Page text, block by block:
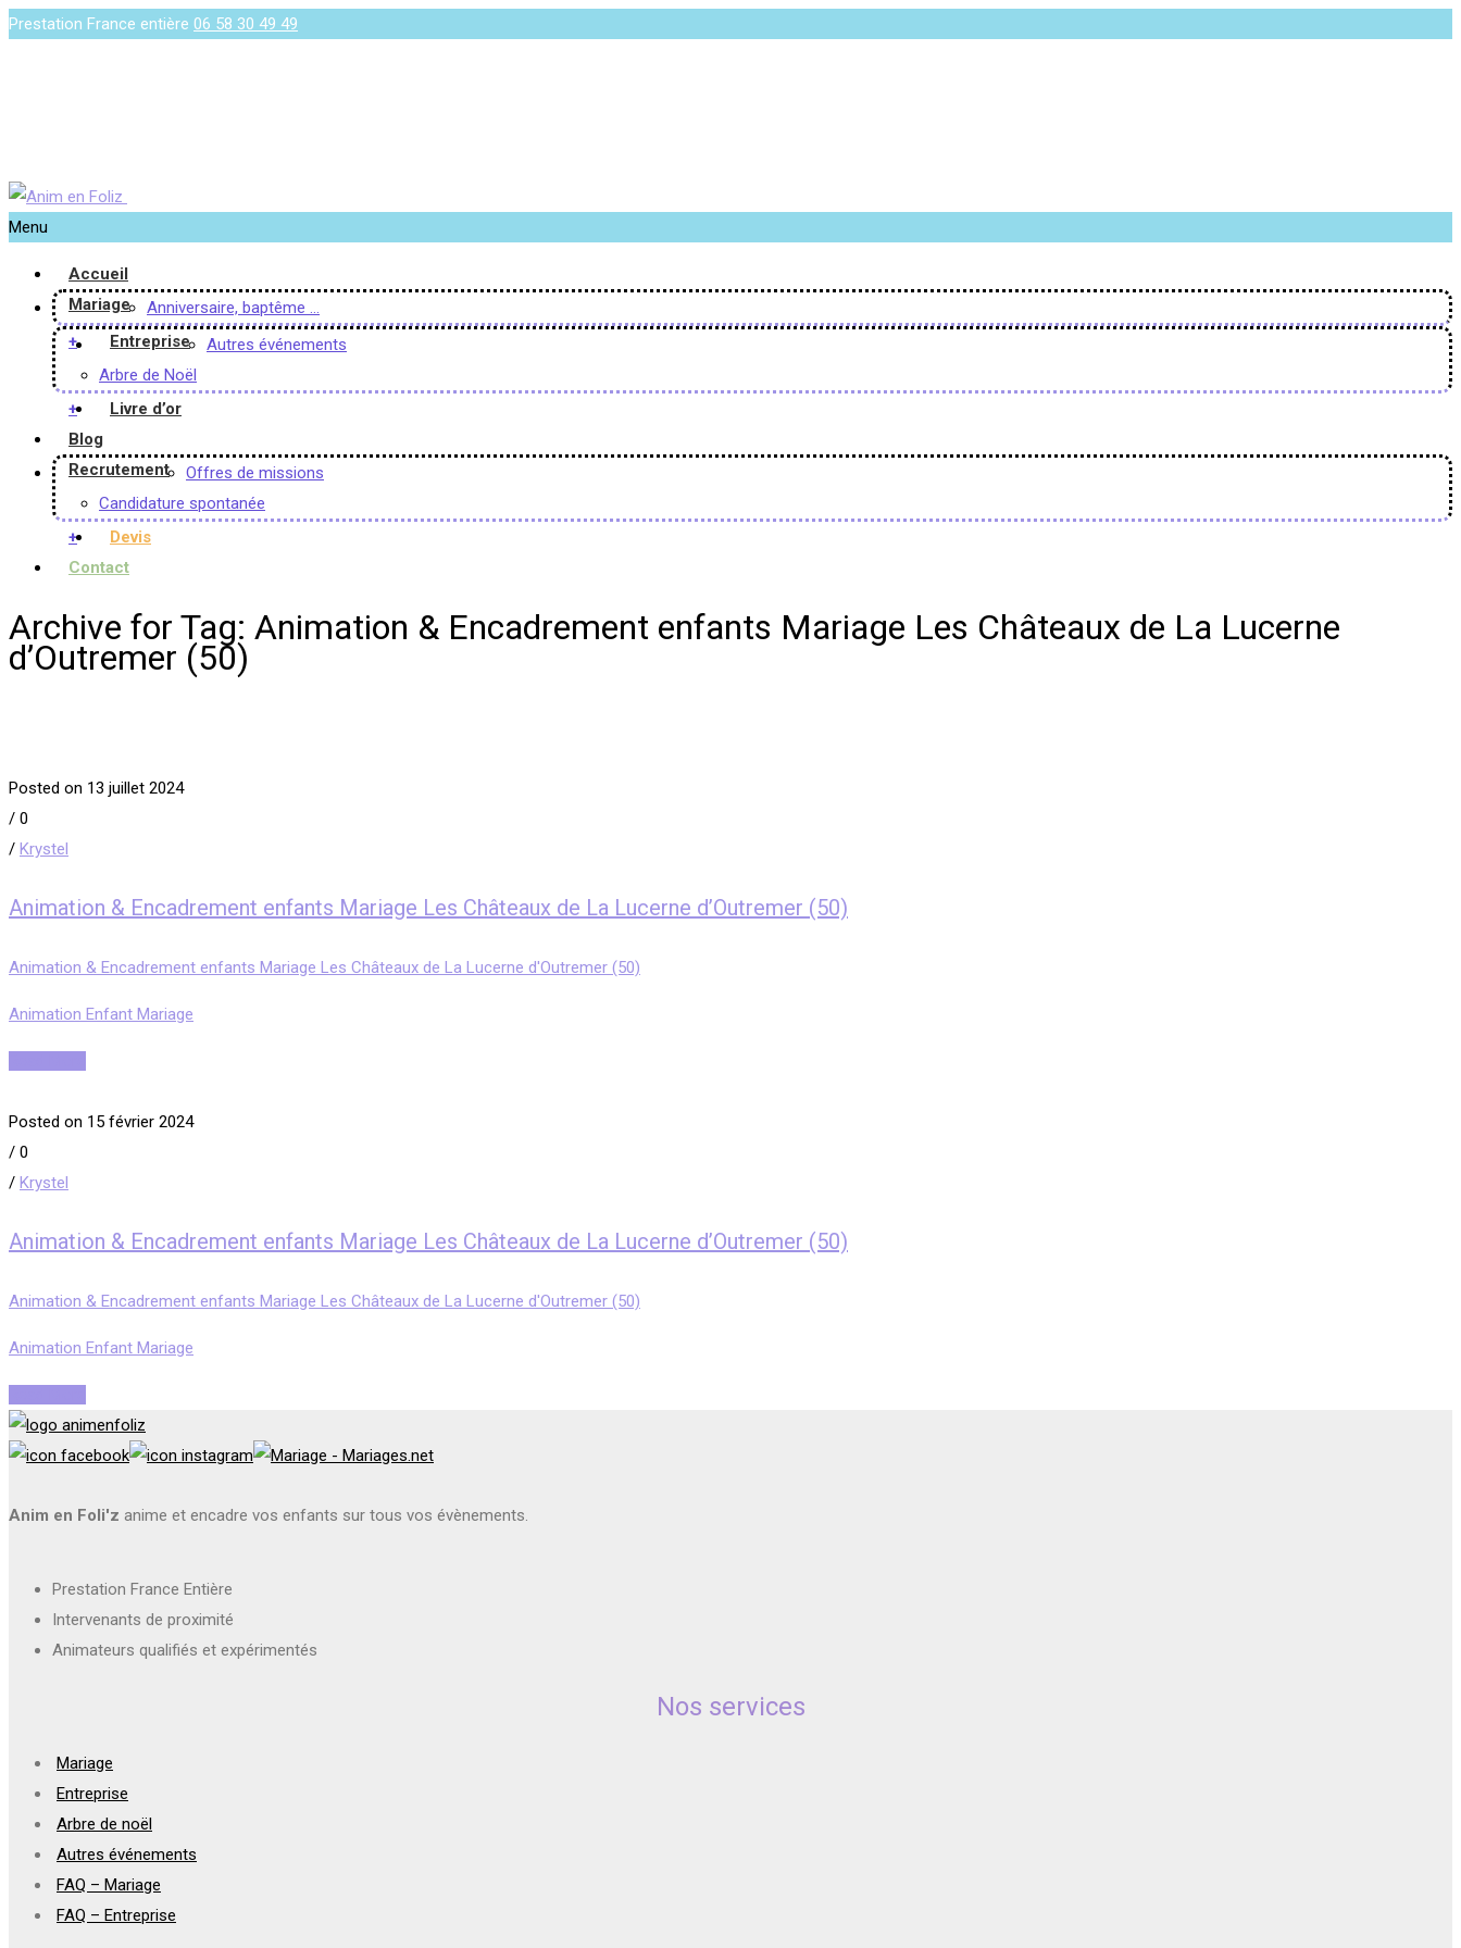
Prestation France entière 06 58 30 49 49
Menu
Accueil
Mariage
Anniversaire, baptême …
+
Entreprise
Autres événements
Arbre de Noël
+
Livre d’or
Blog
Recrutement
Offres de missions
Candidature spontanée
+
Devis
Contact
Archive for Tag: Animation & Encadrement enfants Mariage Les Châteaux de La Lucerne
d’Outremer (50)
Posted on 13 juillet 2024
/ 0
/ Krystel
Animation & Encadrement enfants Mariage Les Châteaux de La Lucerne d’Outremer (50)
Animation & Encadrement enfants Mariage Les Châteaux de La Lucerne d'Outremer (50)
Animation Enfant Mariage
Posted on 15 février 2024
/ 0
/ Krystel
Animation & Encadrement enfants Mariage Les Châteaux de La Lucerne d’Outremer (50)
Animation & Encadrement enfants Mariage Les Châteaux de La Lucerne d'Outremer (50)
Animation Enfant Mariage
Anim en Foli'z anime et encadre vos enfants sur tous vos évènements.
Prestation France Entière
Intervenants de proximité
Animateurs qualifiés et expérimentés
Nos services
Mariage
Entreprise
Arbre de noël
Autres événements
FAQ – Mariage
FAQ – Entreprise